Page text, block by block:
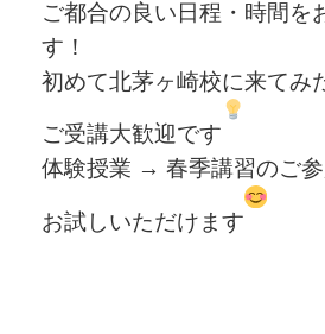
ご都合の良い日程・時間を
す！
初めて北茅ヶ崎校に来てみ
ご受講大歓迎です
体験授業 → 春季講習のご
お試しいただけます